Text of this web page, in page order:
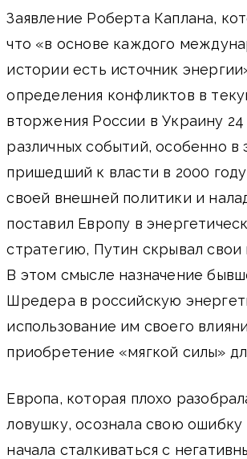
Заявление Роберта Каплана,
что «в основе каждого
истории есть источник
определения конфликтов в
вторжения России в Украину
различных событий, особенно
пришедший к власти в 2000
своей внешней политики и
поставил Европу в
стратегию, Путин скрывал
В этом смысле назначение
Шредера в российскую
использование им своего
приобретение «мягкой силы»
Европа, которая плохо
ловушку, осознала свою
начала сталкиваться с